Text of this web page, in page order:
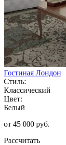
Гостиная Лондон
Стиль:
Классический
Цвет:
Белый
от 45 000 руб.
Рассчитать